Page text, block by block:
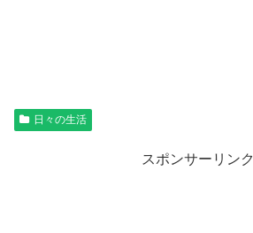
日々の生活
スポンサーリンク